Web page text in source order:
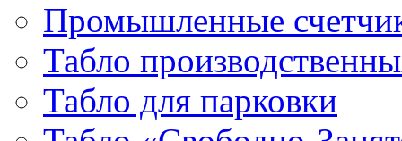
Промышленные
Табло
Табло для парковки